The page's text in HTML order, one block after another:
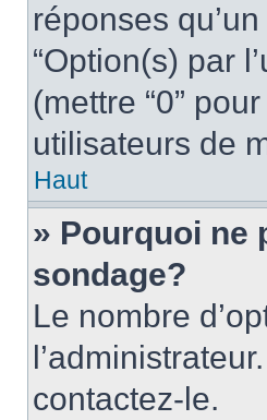
réponses
“Option(s) par
(mettre “0”
utilisateurs de
Haut
» Pourquoi ne
sondage?
Le nombre
contactez-le.